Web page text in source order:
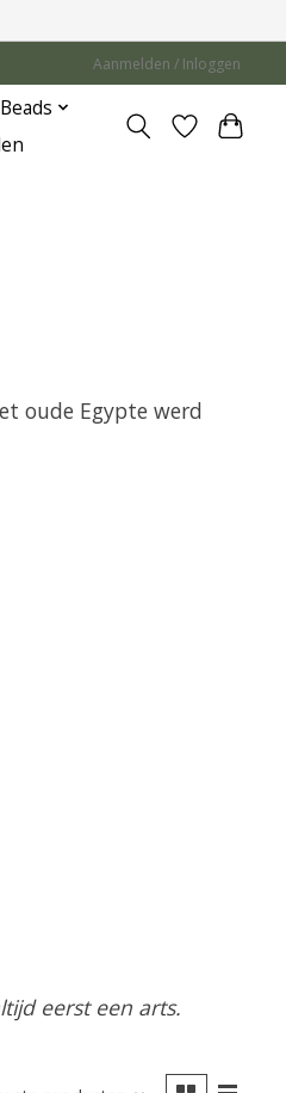
Aanmelden / Inloggen
oude Egypte werd
eerst een arts.